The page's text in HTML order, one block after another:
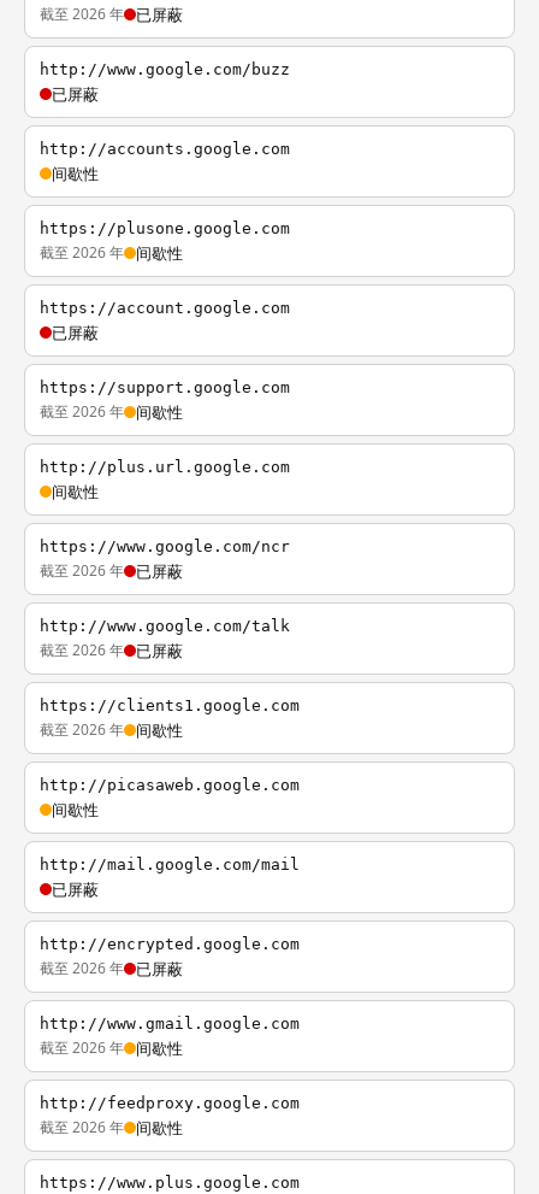
截至 2026 年 已屏蔽
http://www.google.com/buzz
已屏蔽
http://accounts.google.com
间歇性
https://plusone.google.com
截至 2026 年 间歇性
https://account.google.com
已屏蔽
https://support.google.com
截至 2026 年 间歇性
http://plus.url.google.com
间歇性
https://www.google.com/ncr
截至 2026 年 已屏蔽
http://www.google.com/talk
截至 2026 年 已屏蔽
https://clients1.google.com
截至 2026 年 间歇性
http://picasaweb.google.com
间歇性
http://mail.google.com/mail
已屏蔽
http://encrypted.google.com
截至 2026 年 已屏蔽
http://www.gmail.google.com
截至 2026 年 间歇性
http://feedproxy.google.com
截至 2026 年 间歇性
https://www.plus.google.com